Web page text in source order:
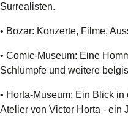
Surrealisten.
• Bozar: Konzerte, Filme,
• Comic-Museum: Eine
Schlümpfe und weitere
• Horta-Museum: Ein Blick in
Atelier von Victor Horta - ein